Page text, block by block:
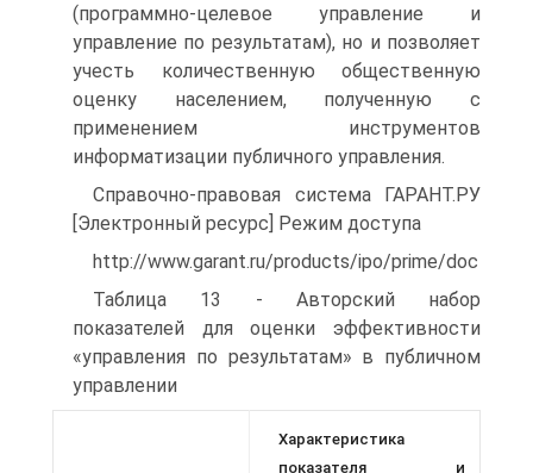
(про­граммно-целевое управление и
управление по результатам), но и позволяет
учесть количественную общественную
оценку населением, полученную с
применением инструментов
информатизации публичного управления.
Справочно-правовая система ГАРАНТ.РУ
[Электронный ресурс] Режим доступа
http://www.garant.ru/products/ipo/prime/doc
Таблица 13 - Авторский набор
показателей для оценки эффективности
«управления по результатам» в публичном
управлении
Характеристика
показателя и